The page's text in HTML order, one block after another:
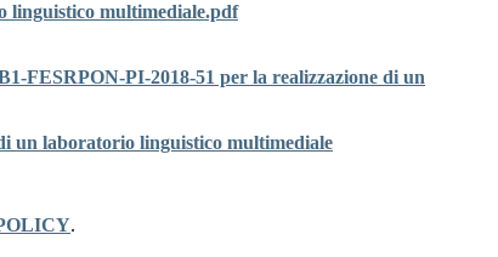
linguistico multimediale.pdf
FESRPON-PI-2018-51 per la realizzazione di un
un laboratorio linguistico multimediale
.